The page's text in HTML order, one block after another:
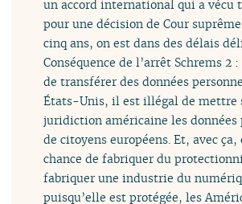
un accord international qui a vécu
pour une décision de Cour
cinq ans, on est dans des délais
Conséquence de l’arrêt Schrems
de transférer des données
États-Unis, il est illégal de mettre
juridiction américaine les données
de citoyens européens. Et, avec ça,
chance de fabriquer du
fabriquer une industrie du
puisqu’elle est protégée, les